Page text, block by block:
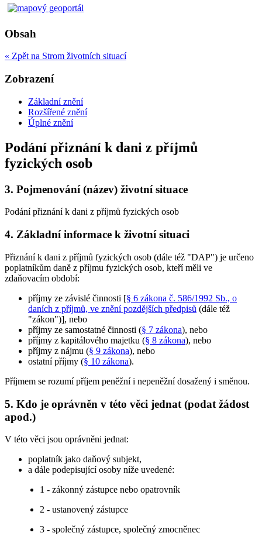
Obsah
« Zpět na Strom životních situací
Zobrazení
Základní znění
Rozšířené znění
Úplné znění
Podání přiznání k dani z příjmů
fyzických osob
3. Pojmenování (název) životní situace
Podání přiznání k dani z příjmů fyzických osob
4. Základní informace k životní situaci
Přiznání k dani z příjmů fyzických osob (dále též "DAP") je určeno
poplatníkům daně z příjmu fyzických osob, kteří měli ve
zdaňovacím období:
příjmy ze závislé činnosti [§ 6 zákona č. 586/1992 Sb., o
daních z příjmů, ve znění pozdějších předpisů (dále též
"zákon")], nebo
příjmy ze samostatné činnosti (§ 7 zákona), nebo
příjmy z kapitálového majetku (§ 8 zákona), nebo
příjmy z nájmu (§ 9 zákona), nebo
ostatní příjmy (§ 10 zákona).
Příjmem se rozumí příjem peněžní i nepeněžní dosažený i směnou.
5. Kdo je oprávněn v této věci jednat (podat žádost
apod.)
V této věci jsou oprávněni jednat:
poplatník jako daňový subjekt,
a dále podepisující osoby níže uvedené:
1 - zákonný zástupce nebo opatrovník
2 - ustanovený zástupce
3 - společný zástupce, společný zmocněnec